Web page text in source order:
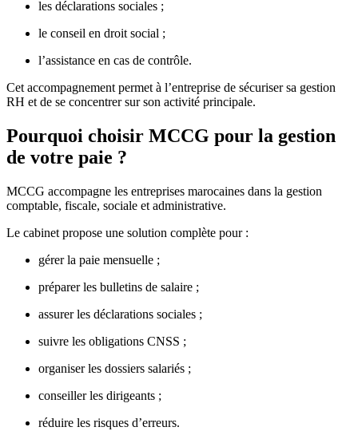
les déclarations sociales ;
le conseil en droit social ;
l’assistance en cas de contrôle.
Cet accompagnement permet à l’entreprise de sécuriser sa gestion
RH et de se concentrer sur son activité principale.
Pourquoi choisir MCCG pour la gestion
de votre paie ?
MCCG accompagne les entreprises marocaines dans la gestion
comptable, fiscale, sociale et administrative.
Le cabinet propose une solution complète pour :
gérer la paie mensuelle ;
préparer les bulletins de salaire ;
assurer les déclarations sociales ;
suivre les obligations CNSS ;
organiser les dossiers salariés ;
conseiller les dirigeants ;
réduire les risques d’erreurs.